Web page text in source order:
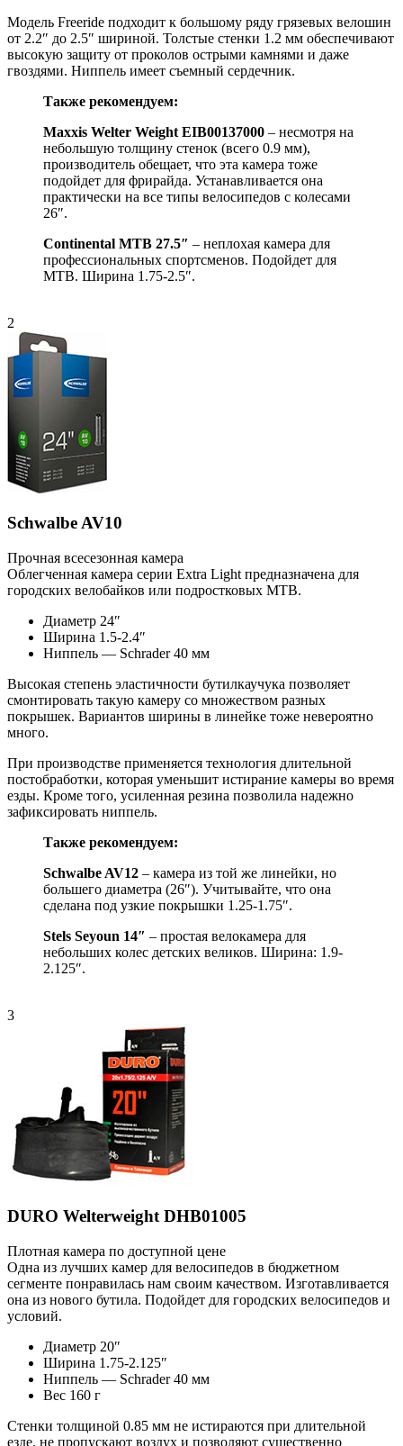
Модель Freeride подходит к большому ряду грязевых велошин
от 2.2″ до 2.5″ шириной. Толстые стенки 1.2 мм обеспечивают
высокую защиту от проколов острыми камнями и даже
гвоздями. Ниппель имеет съемный сердечник.
Также рекомендуем:
Maxxis Welter Weight EIB00137000 – несмотря на
небольшую толщину стенок (всего 0.9 мм),
производитель обещает, что эта камера тоже
подойдет для фрирайда. Устанавливается она
практически на все типы велосипедов с колесами
26″.
Continental MTB 27.5″ – неплохая камера для
профессиональных спортсменов. Подойдет для
МТВ. Ширина 1.75-2.5″.
2
Schwalbe AV10
Прочная всесезонная камера
Облегченная камера серии Extra Light предназначена для
городских велобайков или подростковых МТВ.
Диаметр 24″
Ширина 1.5-2.4″
Ниппель — Schrader 40 мм
Высокая степень эластичности бутилкаучука позволяет
смонтировать такую камеру со множеством разных
покрышек. Вариантов ширины в линейке тоже невероятно
много.
При производстве применяется технология длительной
постобработки, которая уменьшит истирание камеры во время
езды. Кроме того, усиленная резина позволила надежно
зафиксировать ниппель.
Также рекомендуем:
Schwalbe AV12 – камера из той же линейки, но
большего диаметра (26″). Учитывайте, что она
сделана под узкие покрышки 1.25-1.75″.
Stels Seyoun 14″ – простая велокамера для
небольших колес детских великов. Ширина: 1.9-
2.125″.
3
DURO Welterweight DHB01005
Плотная камера по доступной цене
Одна из лучших камер для велосипедов в бюджетном
сегменте понравилась нам своим качеством. Изготавливается
она из нового бутила. Подойдет для городских велосипедов и
условий.
Диаметр 20″
Ширина 1.75-2.125″
Ниппель — Schrader 40 мм
Вес 160 г
Стенки толщиной 0.85 мм не истираются при длительной
езде, не пропускают воздух и позволяют существенно